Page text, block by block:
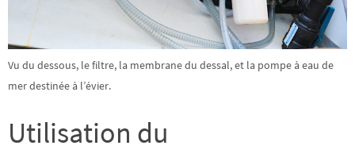
Vu du dessous, le filtre, la membrane du dessal, et la pompe à eau de
mer destinée à l’évier.
Utilisation du